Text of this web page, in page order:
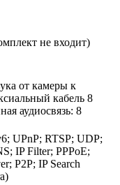
не входит)
от камеры к
кабель 8
аудиосвязь: 8
UPnP; RTSP; UDP;
IP Filter; PPPoE;
P2P; IP Search